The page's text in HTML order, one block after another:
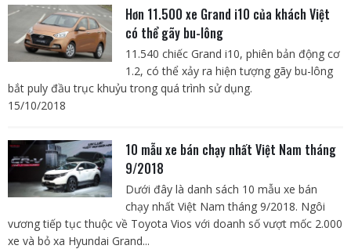
Hơn 11.500 xe Grand i10 của khách Việt
có thể gãy bu-lông
11.540 chiếc Grand i10, phiên bản động cơ
1.2, có thể xảy ra hiện tượng gãy bu-lông
bắt puly đầu trục khuỷu trong quá trình sử dụng.
15/10/2018
10 mẫu xe bán chạy nhất Việt Nam tháng
9/2018
Dưới đây là danh sách 10 mẫu xe bán
chạy nhất Việt Nam tháng 9/2018. Ngôi
vương tiếp tục thuộc về Toyota Vios với doanh số vượt mốc 2.000
xe và bỏ xa Hyundai Grand...